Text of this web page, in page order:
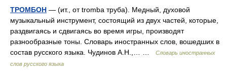
ТРОМБОН — (ит., от tromba труба). Медный, духовой
музыкальный инструмент, состоящий из двух частей, которые,
раздвигаясь и сдвигаясь во время игры, производят
разнообразные тоны. Словарь иностранных слов, вошедших в
состав русского языка. Чудинов А.Н.,… …
Словарь иностранных
слов русского языка